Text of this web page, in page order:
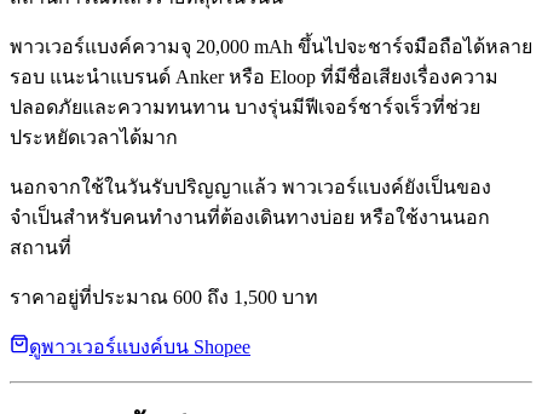
พาวเวอร์แบงค์ความจุ 20,000 mAh ขึ้นไปจะชาร์จมือถือได้หลาย
รอบ แนะนำแบรนด์ Anker หรือ Eloop ที่มีชื่อเสียงเรื่องความ
ปลอดภัยและความทนทาน บางรุ่นมีฟีเจอร์ชาร์จเร็วที่ช่วย
ประหยัดเวลาได้มาก
นอกจากใช้ในวันรับปริญญาแล้ว พาวเวอร์แบงค์ยังเป็นของ
จำเป็นสำหรับคนทำงานที่ต้องเดินทางบ่อย หรือใช้งานนอก
สถานที่
ราคาอยู่ที่ประมาณ 600 ถึง 1,500 บาท
ดูพาวเวอร์แบงค์บน Shopee